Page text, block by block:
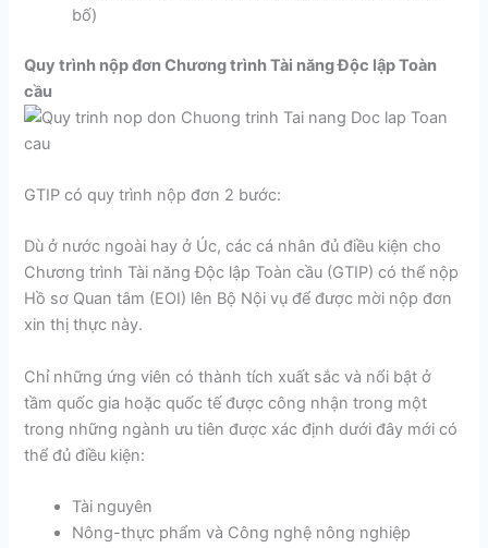
bố)
Quy trình nộp đơn Chương trình Tài năng Độc lập Toàn
cầu
GTIP có quy trình nộp đơn 2 bước:
Dù ở nước ngoài hay ở Úc, các cá nhân đủ điều kiện cho
Chương trình Tài năng Độc lập Toàn cầu (GTIP) có thể nộp
Hồ sơ Quan tâm (EOI) lên Bộ Nội vụ để được mời nộp đơn
xin thị thực này.
Chỉ những ứng viên có thành tích xuất sắc và nổi bật ở
tầm quốc gia hoặc quốc tế được công nhận trong một
trong những ngành ưu tiên được xác định dưới đây mới có
thể đủ điều kiện:
Tài nguyên
Nông-thực phẩm và Công nghệ nông nghiệp